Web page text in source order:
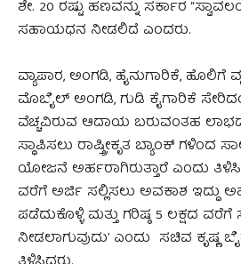
ಶೇ. 20 ರಷ್ಟು ಹಣವನ್ನು ಸರ್ಕಾರ
ಸಹಾಯಧನ ನೀಡಲಿದೆ ಎಂದರು.
ವ್ಯಾಪಾರ, ಅಂಗಡಿ, ಹೈನುಗಾರಿಕೆ, ಹೊಲಿಗೆ
ಮೊಬೈಲ್ ಅಂಗಡಿ, ಗುಡಿ ಕೈಗಾರಿಕೆ
ವೆಚ್ಚವಿರುವ ಆದಾಯ ಬರುವಂತಹ
ಸ್ಥಾಪಿಸಲು ರಾಷ್ತ್ರೀಕೃತ ಬ್ಯಾಂಕ್ ಗಳಿಂದ
ಯೋಜನೆ ಅರ್ಹರಾಗಿರುತ್ತಾರೆ ಎಂದು
ವರೆಗೆ ಅರ್ಜಿ ಸಲ್ಲಿಸಲು ಅವಕಾಶ
ಪಡೆದುಕೊಳ್ಳಿ ಮತ್ತು ಗರಿಷ್ಠ 5 ಲಕ್ಷದ
ನೀಡಲಾಗುವುದುʼ ಎಂದು ಸಚಿವ ಕೃಷ್ಣ